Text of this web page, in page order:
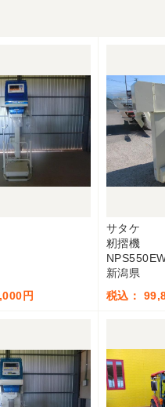
円
サタケ
籾摺機
新潟県
税込：